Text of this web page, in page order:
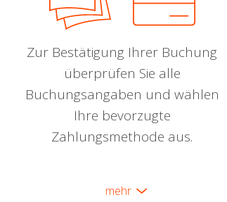
Zur Bestätigung Ihrer Buchung
überprüfen Sie alle
Buchungsangaben und wählen
Ihre bevorzugte
Zahlungsmethode aus.
mehr